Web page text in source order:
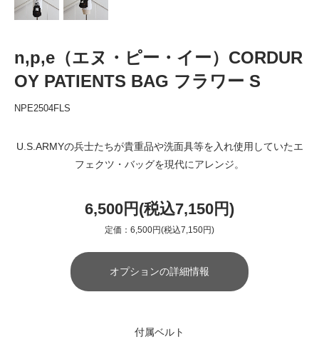
n,p,e（エヌ・ピー・イー）CORDUR
OY PATIENTS BAG フラワー S
NPE2504FLS
U.S.ARMYの兵士たちが貴重品や洗面具等を入れ使用していたエ
フェクツ・バッグを現代にアレンジ。
6,500円(税込7,150円)
定価：6,500円(税込7,150円)
オプションの詳細情報
付属ベルト